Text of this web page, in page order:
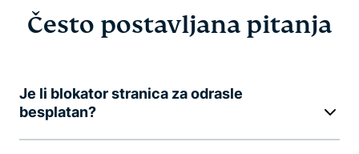
Često postavljana pitanja
Je li blokator stranica za odrasle
besplatan?